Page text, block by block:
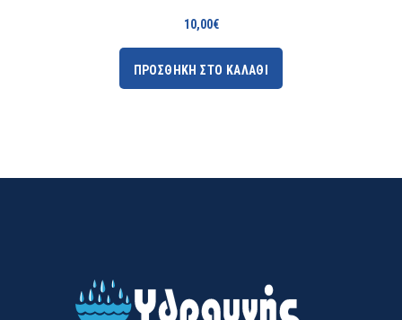
10,00€
ΠΡΟΣΘΗΚΗ ΣΤΟ ΚΑΛΑΘΙ